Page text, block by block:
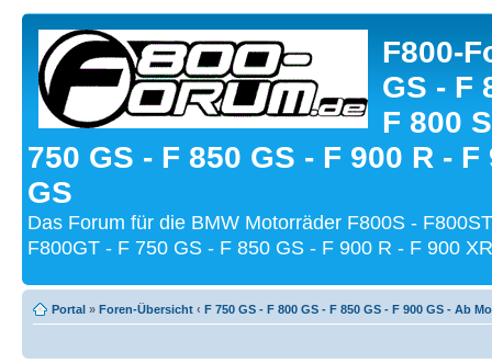
F800-
GS - F
F 800
750 GS - F 850 GS - F 900 R - F
GS
Das Forum für die BMW Motorräder F800S -
F800GT - F 750 GS - F 850 GS - F 900 R - F 900
Portal » Foren-Übersicht ‹ F 750 GS - F 800 GS - F 850 GS - F 900 GS - Ab